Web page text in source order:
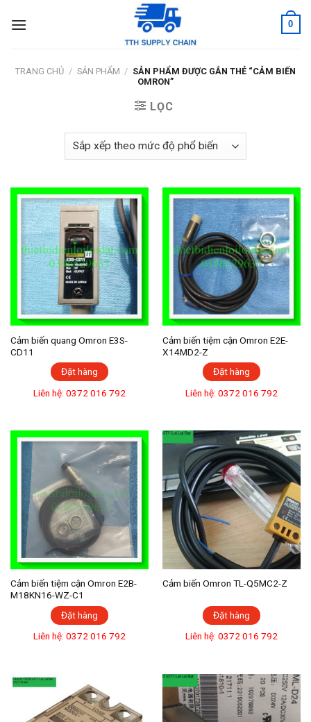
0
TRANG CHỦ / SẢN PHẨM / SẢN PHẨM ĐƯỢC GẮN THẺ “CẢM BIẾN
OMRON”
LỌC
Cảm biến quang Omron E3S-
CD11
Đặt hàng
Liên hệ: 0372 016 792
Cảm biến tiệm cận Omron E2E-
X14MD2-Z
Đặt hàng
Liên hệ: 0372 016 792
Cảm biến tiệm cận Omron E2B-
M18KN16-WZ-C1
Đặt hàng
Liên hệ: 0372 016 792
Cảm biến Omron TL-Q5MC2-Z
Đặt hàng
Liên hệ: 0372 016 792